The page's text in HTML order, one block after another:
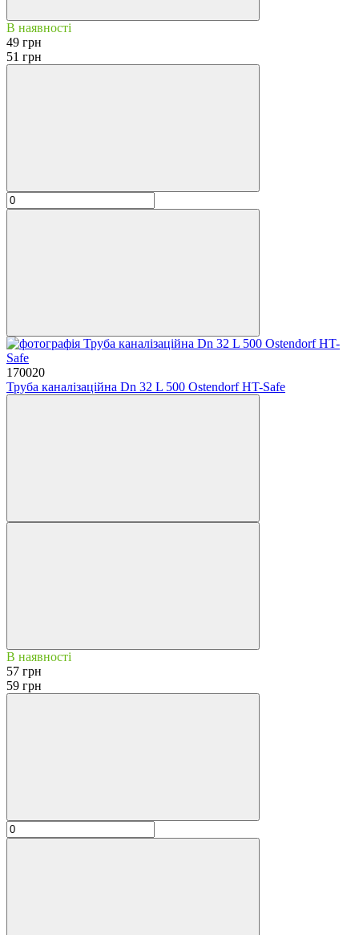
В наявності
49 грн
51 грн
170020
Труба каналізаційна Dn 32 L 500 Ostendorf HT-Safe
В наявності
57 грн
59 грн